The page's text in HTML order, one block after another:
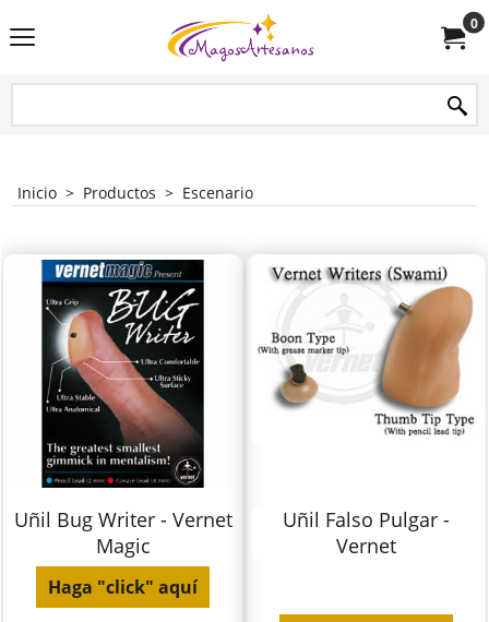
0
Inicio > Productos > Escenario
Uñil Bug Writer - Vernet
Magic
Haga "click" aquí
Uñil Falso Pulgar -
Vernet